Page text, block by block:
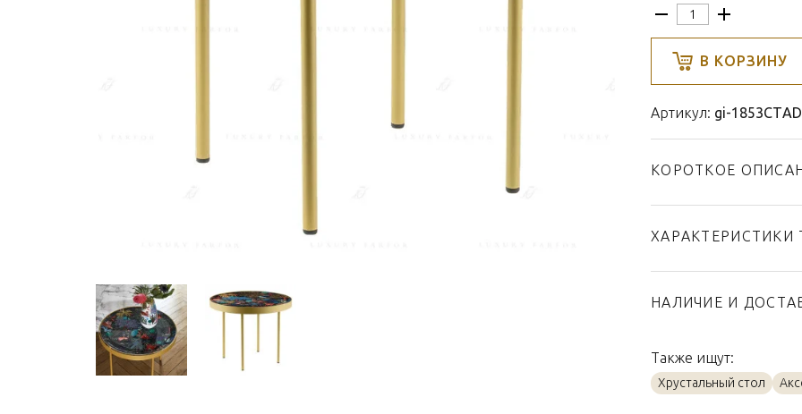
В КОРЗИНУ
Артикул: gi-
КОРОТКОЕ
ХАРАКТЕРИСТИКИ
Коллекция
Материал
Объем / Размер
НАЛИЧИЕ И
Также ищут:
Хрустальный стол